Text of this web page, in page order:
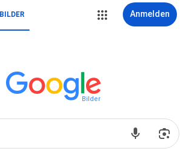
BILDER Anmelden
Bilder